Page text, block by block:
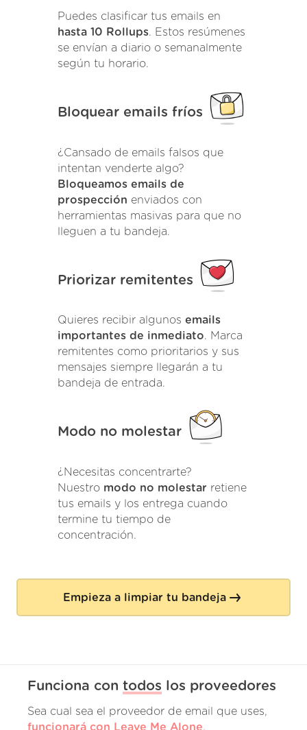
Puedes clasificar tus emails en
hasta 10 Rollups. Estos resúmenes
se envían a diario o semanalmente
según tu horario.
Bloquear emails fríos
¿Cansado de emails falsos que
intentan venderte algo?
Bloqueamos emails de
prospección enviados con
herramientas masivas para que no
lleguen a tu bandeja.
Priorizar remitentes
Quieres recibir algunos emails
importantes de inmediato. Marca
remitentes como prioritarios y sus
mensajes siempre llegarán a tu
bandeja de entrada.
Modo no molestar
¿Necesitas concentrarte?
Nuestro modo no molestar retiene
tus emails y los entrega cuando
termine tu tiempo de
concentración.
Empieza a limpiar tu bandeja
Funciona con todos los proveedores
Sea cual sea el proveedor de email que uses,
funcionará con Leave Me Alone.